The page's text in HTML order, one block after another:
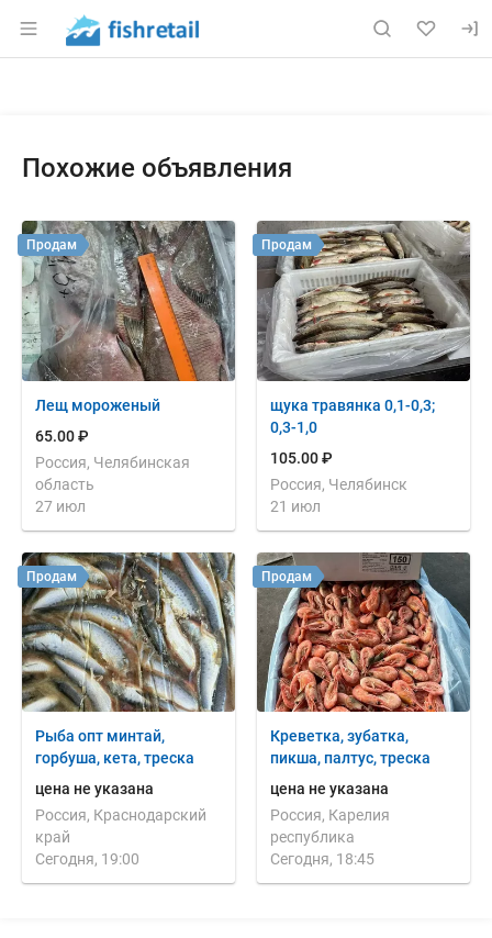
Раздел навигации по сайту fishretail.ru
Похожие объявления
Лещ мороженый
65.00 ₽
Россия, Челябинская
область
27 июл
Продам
щука травянка 0,1-0,3;
0,3-1,0
105.00 ₽
Россия, Челябинск
21 июл
Продам
Рыба опт минтай,
горбуша, кета, треска
цена не указана
Россия, Краснодарский
край
Сегодня, 19:00
Продам
Креветка, зубатка,
пикша, палтус, треска
цена не указана
Россия, Карелия
республика
Сегодня, 18:45
Продам